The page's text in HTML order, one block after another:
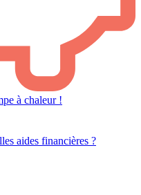
à chaleur !
aides financières ?